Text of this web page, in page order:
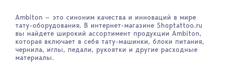
Ambiton — это синоним качества и инноваций в мире
тату-оборудования. В интернет-магазине Shoptattoo.ru
вы найдете широкий ассортимент продукции Ambiton,
которая включает в себя тату-машинки, блоки питания,
чернила, иглы, педали, рукоятки и другие расходные
материалы.